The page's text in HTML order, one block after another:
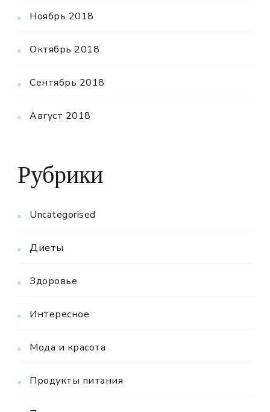
Ноябрь 2018
Октябрь 2018
Сентябрь 2018
Август 2018
Рубрики
Uncategorised
Диеты
Здоровье
Интересное
Мода и красота
Продукты питания